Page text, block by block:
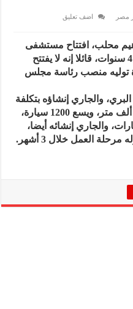
مصر
اضف تعليق
محلب، افتتاح مستشفى
كبد المحلة، بدعوى أنها تعمل منذ 4 سنوات، قائلا إنه لا يفتتح
توليه منصب رئاسة مجلس
والجاري إنشاؤه بتكلفة
نحو 40 مليون جنيه، ومساحته 26 ألف متر، ويسع 1200 سيارة،
والجاري إنشائه أيضا،
العمل خلال 3 أشهر.